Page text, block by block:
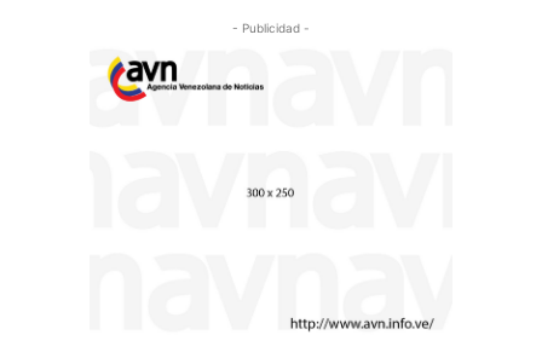
- Publicidad -